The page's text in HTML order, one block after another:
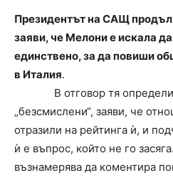
Президентът на САЩ
заяви, че Мелони е искала
единствено, за да повиши
в Италия
В отговор тя определи
„безсмислени“, заяви, че
отразили на рейтинга ѝ, и
ѝ е въпрос, който не го
възнамерява да коментира